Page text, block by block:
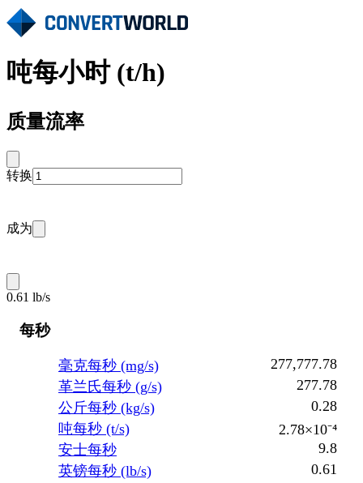
吨每小时 (t/h)
质量流率
转换
成为
0.61 lb/s
每秒
毫克每秒 (mg/s)
277,777.78
革兰氏每秒 (g/s)
277.78
公斤每秒 (kg/s)
0.28
吨每秒 (t/s)
2.78×10⁻⁴
安士每秒
9.8
英镑每秒 (lb/s)
0.61